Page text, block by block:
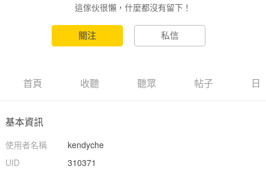
這傢伙很懶，什麼都沒有留下！
首頁 收聽 聽眾 帖子 日
基本資訊
使用者名稱
kendyche
UID
310371